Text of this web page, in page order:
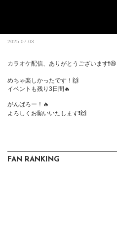
2025.07.03
カラオケ配信、ありがとうございます❗😆
めちゃ楽しかったです！🙌
イベントも残り3日間🔥
がんばろー！🔥
よろしくお願いいたします❗🙌
FAN RANKING